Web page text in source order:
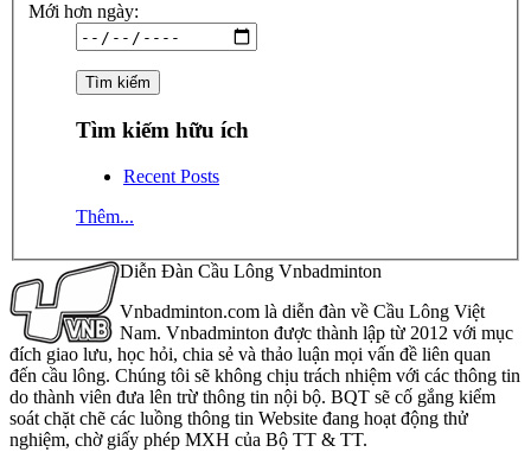
Mới hơn ngày:
Tìm kiếm hữu ích
Recent Posts
Thêm...
Diễn Đàn Cầu Lông Vnbadminton
Vnbadminton.com là diễn đàn về Cầu Lông Việt
Nam. Vnbadminton được thành lập từ 2012 với mục
đích giao lưu, học hỏi, chia sẻ và thảo luận mọi vấn đề liên quan
đến cầu lông. Chúng tôi sẽ không chịu trách nhiệm với các thông tin
do thành viên đưa lên trừ thông tin nội bộ. BQT sẽ cố gắng kiểm
soát chặt chẽ các luồng thông tin Website đang hoạt động thử
nghiệm, chờ giấy phép MXH của Bộ TT & TT.